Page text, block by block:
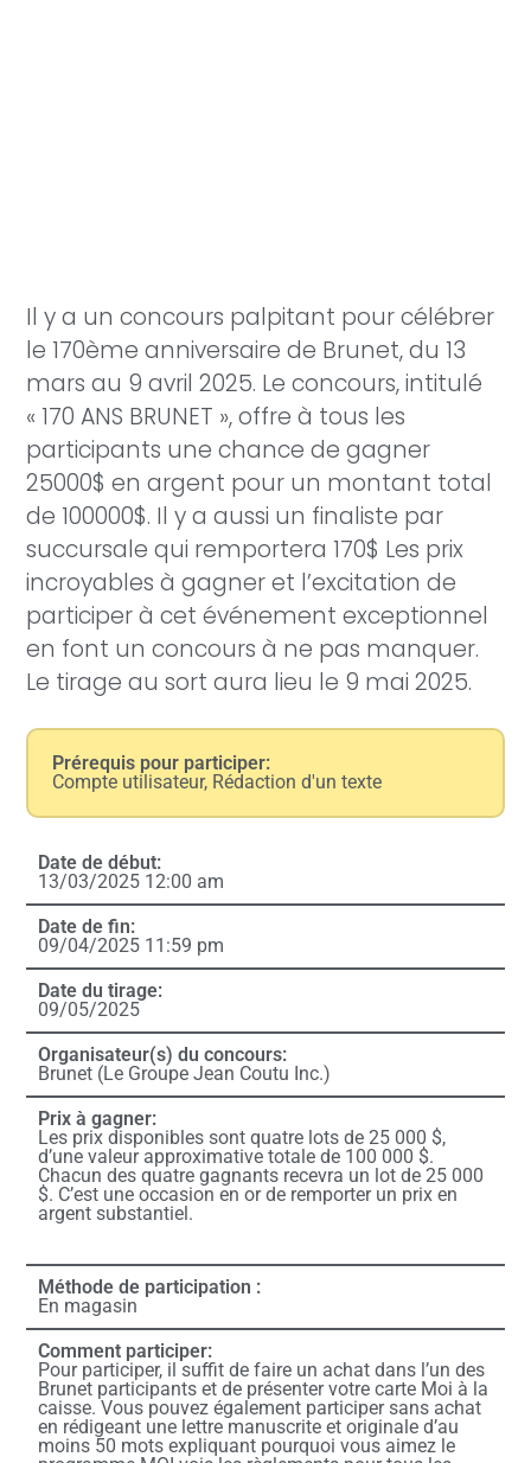
Il y a un concours palpitant pour célébrer
le 170ème anniversaire de Brunet, du 13
mars au 9 avril 2025. Le concours, intitulé
« 170 ANS BRUNET », offre à tous les
participants une chance de gagner
25000$ en argent pour un montant total
de 100000$. Il y a aussi un finaliste par
succursale qui remportera 170$ Les prix
incroyables à gagner et l’excitation de
participer à cet événement exceptionnel
en font un concours à ne pas manquer.
Le tirage au sort aura lieu le 9 mai 2025.
Prérequis pour participer:
Compte utilisateur, Rédaction d'un texte
Date de début:
13/03/2025 12:00 am
Date de fin:
09/04/2025 11:59 pm
Date du tirage:
09/05/2025
Organisateur(s) du concours:
Brunet (Le Groupe Jean Coutu Inc.)
Prix à gagner:
Les prix disponibles sont quatre lots de 25 000 $,
d’une valeur approximative totale de 100 000 $.
Chacun des quatre gagnants recevra un lot de 25 000
$. C’est une occasion en or de remporter un prix en
argent substantiel.
Méthode de participation :
En magasin
Comment participer:
Pour participer, il suffit de faire un achat dans l’un des
Brunet participants et de présenter votre carte Moi à la
caisse. Vous pouvez également participer sans achat
en rédigeant une lettre manuscrite et originale d’au
moins 50 mots expliquant pourquoi vous aimez le